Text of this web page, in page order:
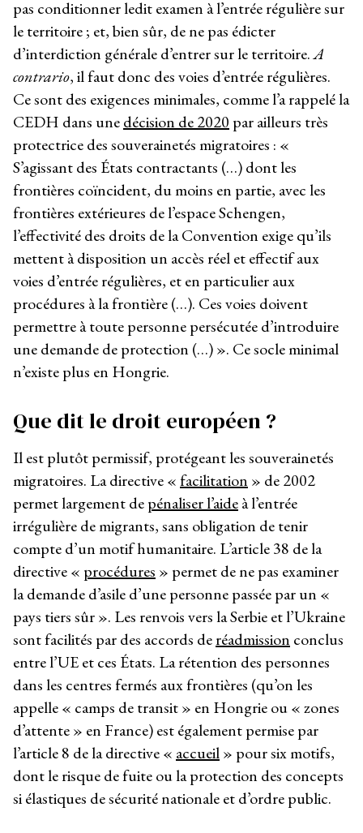
pas conditionner ledit examen à l’entrée régulière sur
le territoire ; et, bien sûr, de ne pas édicter
d’interdiction générale d’entrer sur le territoire.A
contrario, il faut donc des voies d’entrée régulières.
Ce sont des exigences minimales, comme l’a rappelé la
CEDH dans unedécision de 2020 par ailleurs très
protectrice des souverainetés migratoires : «
S’agissant des États contractants (…) dont les
frontières coïncident, du moins en partie, avec les
frontières extérieures de l’espace Schengen,
l’effectivité des droits de la Convention exige qu’ils
mettent à disposition un accès réel et effectif aux
voies d’entrée régulières, et en particulier aux
procédures à la frontière (…). Ces voies doivent
permettre à toute personne persécutée d’introduire
une demande de protection (…) ». Ce socle minimal
n’existe plus en Hongrie.
Que dit le droit européen ?
Il est plutôt permissif, protégeant les souverainetés
migratoires. La directive «facilitation » de 2002
permet largement depénaliser l’aideà l’entrée
irrégulière de migrants, sans obligation de tenir
compte d’un motif humanitaire. L’article 38 de la
directive « procédures » permet de ne pas examiner
la demande d’asile d’une personne passée par un «
pays tiers sûr ». Les renvois vers la Serbie et l’Ukraine
sont facilités par des accords deréadmission conclus
entre l’UE et ces États. La rétention des personnes
dans les centres fermés aux frontières (qu’on les
appelle « camps de transit » en Hongrie ou « zones
d’attente » en France) est également permise par
l’article 8 de la directive « accueil» pour six motifs,
dont le risque de fuite ou la protection des concepts
si élastiques de sécurité nationale et d’ordre public.